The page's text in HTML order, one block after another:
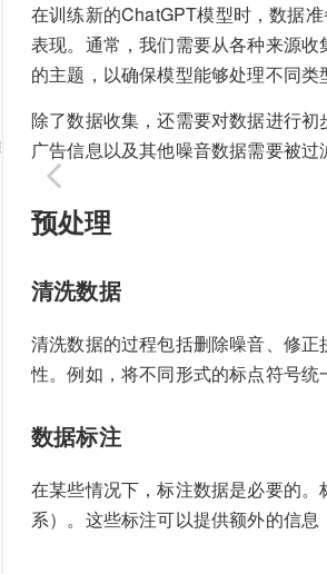
在训练新的ChatGPT模型时，数据
表现。通常，我们需要从各种来源
的主题，以确保模型能够处理不同类
除了数据收集，还需要对数据进行初
广告信息以及其他噪音数据需要被过
预处理
清洗数据
清洗数据的过程包括删除噪音、修
性。例如，将不同形式的标点符号统
数据标注
在某些情况下，标注数据是必要的
系）。这些标注可以提供额外的信息